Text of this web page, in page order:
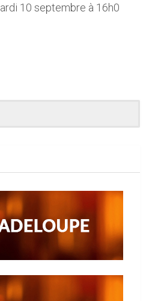
10 septembre à 16h0